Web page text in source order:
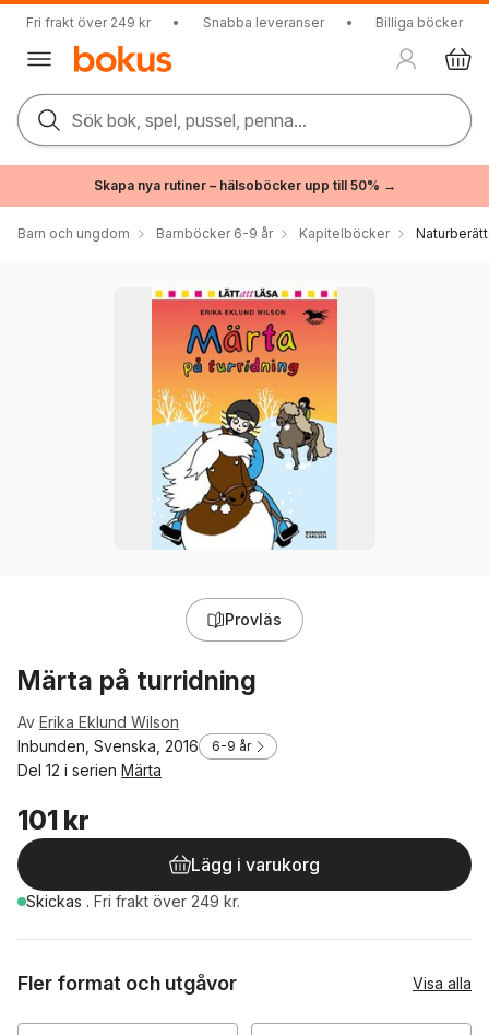
Fri frakt över 249 kr • Snabba leveranser • Billiga böcker
Sök bok, spel, pussel, penna...
Skapa nya rutiner – hälsoböcker upp till 50% →
Barn och ungdom Barnböcker 6-9 år Kapitelböcker
Provläs
Märta på turridning
Av Erika Eklund Wilson
Inbunden, Svenska, 2016
6-9 år
Del 12 i serien Märta
101 kr
Lägg i varukorg
Skickas . Fri frakt över 249 kr.
Fler format och utgåvor Visa alla